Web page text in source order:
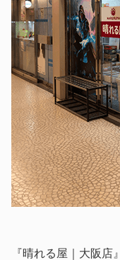
『晴れる屋｜大阪